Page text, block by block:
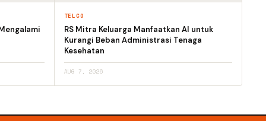
TELCO
RS Mitra Keluarga Manfaatkan AI untuk
Kurangi Beban Administrasi Tenaga
Kesehatan
AUG 7, 2026